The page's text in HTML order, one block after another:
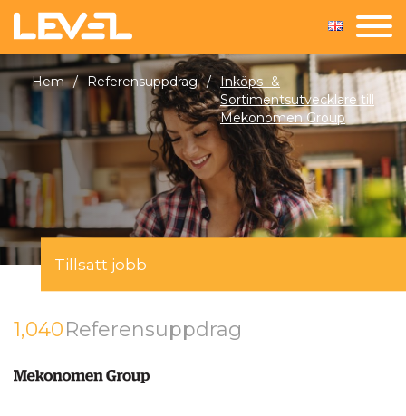
Hem / Referensuppdrag / Inköps- &
Sortimentsutvecklare till
Mekonomen Group
Tillsatt jobb
1,040Referensuppdrag